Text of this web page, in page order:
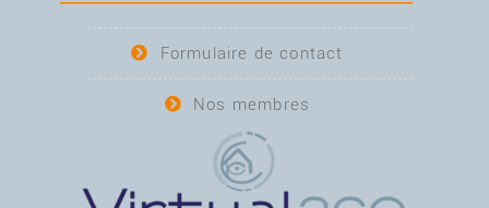
Formulaire de contact
Nos membres